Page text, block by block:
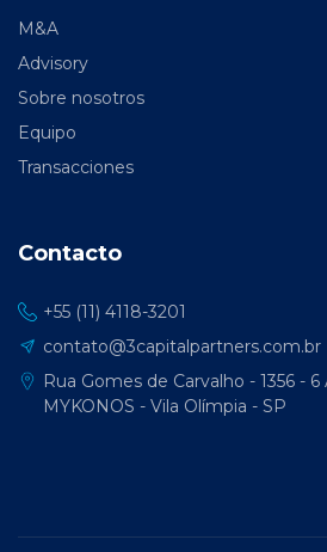
M&A
Advisory
Sobre nosotros
Equipo
Transacciones
Contacto
+55 (11) 4118-3201
contato@3capitalpartners.com.br
Rua Gomes de Carvalho - 1356 - 6
MYKONOS - Vila Olímpia - SP